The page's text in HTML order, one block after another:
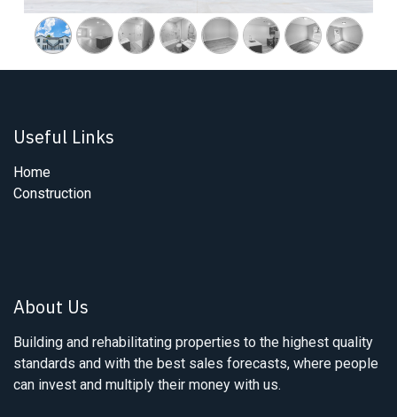
Useful Links
Home
Construction
About Us
Building and rehabilitating properties to the highest quality
standards and with the best sales forecasts, where people
can invest and multiply their money with us.